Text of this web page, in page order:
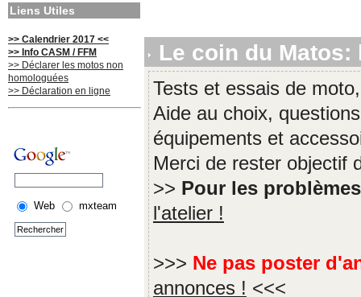
Liens Utiles
>> Calendrier 2017 <<
>> Info CASM / FFM
>> Déclarer les motos non
homologuées
>> Déclaration en ligne
Web mxteam
Le coin du
Tests et essais de
Aide au choix,
équipements et
Merci de rester objectif
>> Pour les
l'atelier !
>>> Ne pas poster
annonces ! <<<